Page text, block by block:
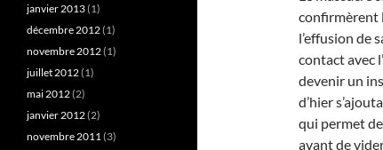
confirmèrent
l’effusion de
contact avec
devenir un
d’hier
qui permet
avant de
janvier 2013(1)
décembre 2012(1)
novembre 2012(1)
juillet 2012(1)
mai 2012(2)
janvier 2012(2)
novembre 2011(3)